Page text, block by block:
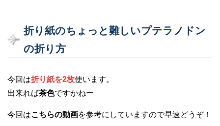
折り紙のちょっと難しいプテラノドン
の折り方
今回は折り紙を2枚使います。
出来れば茶色ですかねー
今回はこちらの動画を参考にしていますので早速どうぞ！